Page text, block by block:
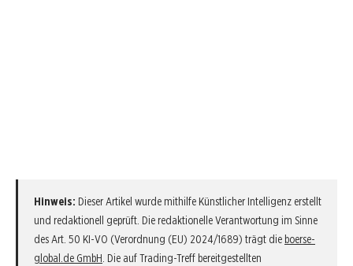
Hinweis: Dieser Artikel wurde mithilfe Künstlicher Intelligenz erstellt
und redaktionell geprüft. Die redaktionelle Verantwortung im Sinne
des Art. 50 KI-VO (Verordnung (EU) 2024/1689) trägt die boerse-
global.de GmbH . Die auf Trading-Treff bereitgestellten